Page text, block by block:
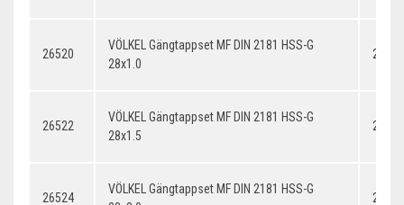
26520
VÖLKEL Gängtappset MF DIN 2181 HSS-G
28x1.0
26522
VÖLKEL Gängtappset MF DIN 2181 HSS-G
28x1.5
26524
VÖLKEL Gängtappset MF DIN 2181 HSS-G